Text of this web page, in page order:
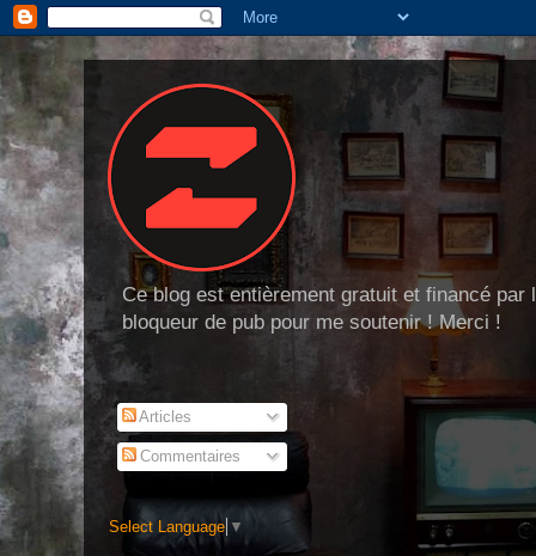
Ce blog est entièrement gratuit et financé
bloqueur de pub pour me soutenir ! Merci !
Articles
Commentaires
Select Language ▼